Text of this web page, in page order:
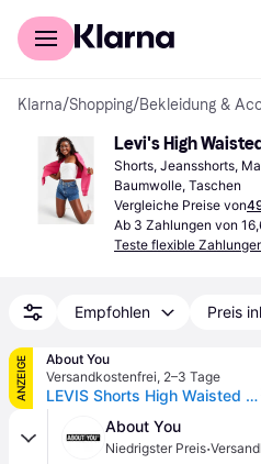
Für Shopper
Klarna/Shopping/Bekleidung &
Levi's High
Shorts, Jeansshorts,
Baumwolle, Taschen
Vergleiche Preise von
Ab 3 Zahlungen von
Teste flexible
Empfohlen Preis
ANZEIGE
About You
Versandkostenfrei, 2–3 Tage
LEVIS Shorts High Waisted Mom Short
About You
Niedrigster Preis·